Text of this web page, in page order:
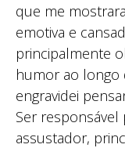
que me
emotiva e
principalmente
humor ao longo
engravidei
Ser
assustador,